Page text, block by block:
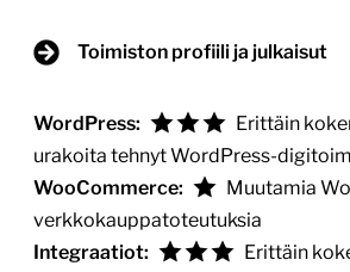
Toimiston profiili ja julkaisut
WordPress:
Erittäin
urakoita tehnyt WordPress-
WooCommerce:
Muutamia
verkkokauppatoteutuksia
Integraatiot:
Erittäin